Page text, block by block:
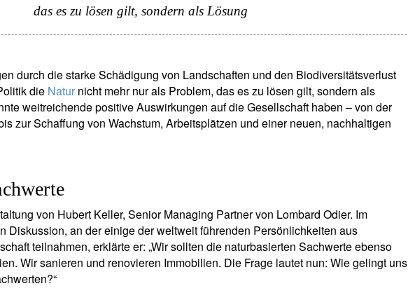
das es zu lösen gilt, sondern als Lösung
durch die starke Schädigung von Landschaften und den Biodiversitätsverlust
die Natur nicht mehr nur als Problem, das es zu lösen gilt, sondern als
weitreichende positive Auswirkungen auf die Gesellschaft haben – von der
zur Schaffung von Wachstum, Arbeitsplätzen und einer neuen, nachhaltigen
von Hubert Keller, Senior Managing Partner von Lombard Odier. Im
Diskussion, an der einige der weltweit führenden Persönlichkeiten aus
teilnahmen, erklärte er: „Wir sollten die naturbasierten Sachwerte ebenso
Wir sanieren und renovieren Immobilien. Die Frage lautet nun: Wie gelingt uns